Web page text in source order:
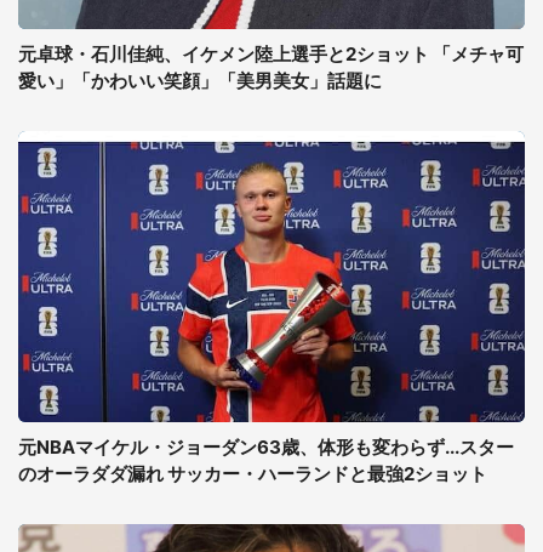
元卓球・石川佳純、イケメン陸上選手と2ショット 「メチャ可
愛い」「かわいい笑顔」「美男美女」話題に
元NBAマイケル・ジョーダン63歳、体形も変わらず...スター
のオーラダダ漏れ サッカー・ハーランドと最強2ショット